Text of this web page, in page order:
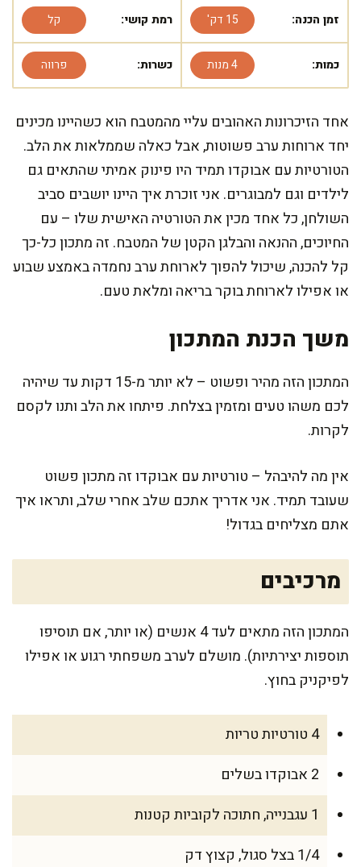
זמן הכנה: 15 דק' רמת קושי: קל
כמות: 4 מנות כשרות: פרווה
אחד הזיכרונות האהובים עליי מהמטבח הוא כשהיינו מכינים
יחד ארוחות ערב פשוטות, אבל כאלה שממלאות את הלב.
הטורטיות עם אבוקדו תמיד היו פינוק אמיתי שהתאים גם
לילדים וגם למבוגרים. אני זוכרת איך היינו יושבים סביב
השולחן, כל אחד מכין את הטורטיה האישית שלו – עם
החיוכים, ההנאה והבלגן הקטן של המטבח. זה מתכון כל-כך
קל להכנה, שיכול להפוך לארוחת ערב נחמדה באמצע שבוע
או אפילו לארוחת בוקר בריאה ומלאת טעם.
משך הכנת המתכון
המתכון הזה מהיר ופשוט – לא יותר מ-15 דקות עד שיהיה
לכם משהו טעים ומזמין בצלחת. פיתחו את הלב ותנו לקסם
לקרות.
אין מה להיבהל – טורטיות עם אבוקדו זה מתכון פשוט
שעובד תמיד. אני אדריך אתכם שלב אחרי שלב, ותראו איך
אתם מצליחים בגדול!
מרכיבים
המתכון הזה מתאים לעד 4 אנשים (או יותר, אם תוסיפו
תוספות יצירתיות). מושלם לערב משפחתי רגוע או אפילו
לפיקניק בחוץ.
4 טורטיות טריות
2 אבוקדו בשלים
1 עגבנייה, חתוכה לקוביות קטנות
1/4 בצל סגול, קצוץ דק